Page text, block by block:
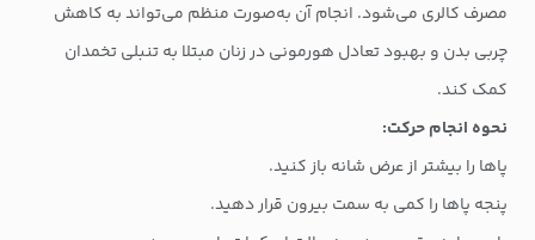
مصرف کالری می‌شود. انجام آن به‌صورت منظم می‌تواند به کاهش
چربی بدن و بهبود تعادل هورمونی در زنان مبتلا به تنبلی تخمدان
کمک کند.
نحوه انجام حرکت:
پاها را بیشتر از عرض شانه باز کنید.
پنجه پاها را کمی به سمت بیرون قرار دهید.